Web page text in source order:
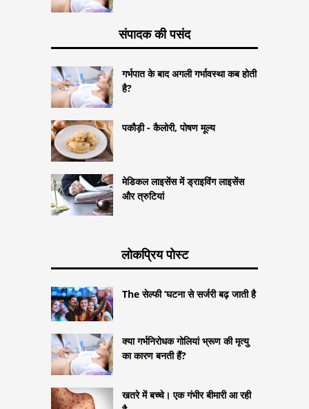
संपादक की पसंद
गर्भपात के बाद अगली गर्भावस्था कब होती
है?
पकौड़ी - कैलोरी, पोषण मूल्य
मेडिकल लाइसेंस में ड्राइविंग लाइसेंस
और त्रुटियां
लोकप्रिय पोस्ट
The सेल्फी ’घटना से सर्जरी बढ़ जाती है
क्या गर्भनिरोधक गोलियां भ्रूण की मृत्यु
का कारण बनती हैं?
खतरे में बच्चे। एक गंभीर बीमारी आ रही